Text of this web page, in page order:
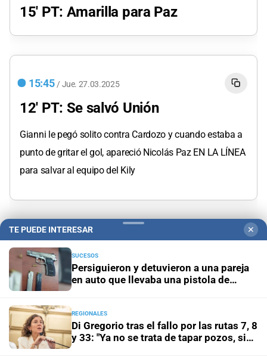
15' PT: Amarilla para Paz
15:45 / Jue. 27.03.2025
12' PT: Se salvó Unión
Gianni le pegó solito contra Cardozo y cuando estaba a
punto de gritar el gol, apareció Nicolás Paz EN LA LÍNEA
para salvar al equipo del Kily
15:39 /Jue.
6' PT: Colazo tuvo el 1-0 de cabeza
15:33 /Jue.
TE PUEDE INTERESAR ✕
SUCESOS
Persiguieron y detuvieron a una pareja
en auto que llevaba una pistola de
REGIONALES
Di Gregorio tras el fallo por las rutas 7, 8
y 33: "Ya no se trata de tapar pozos, sino